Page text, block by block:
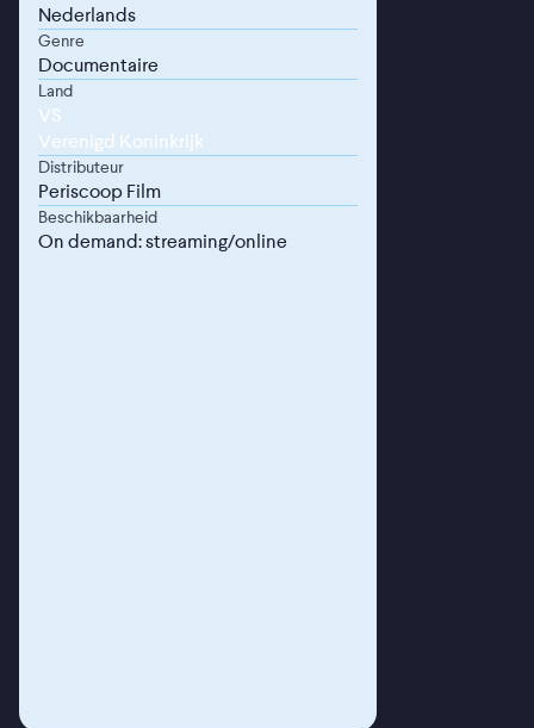
Nederlands
Genre
Documentaire
Land
VS
Verenigd Koninkrijk
Distributeur
Periscoop Film
Beschikbaarheid
On demand: streaming/online